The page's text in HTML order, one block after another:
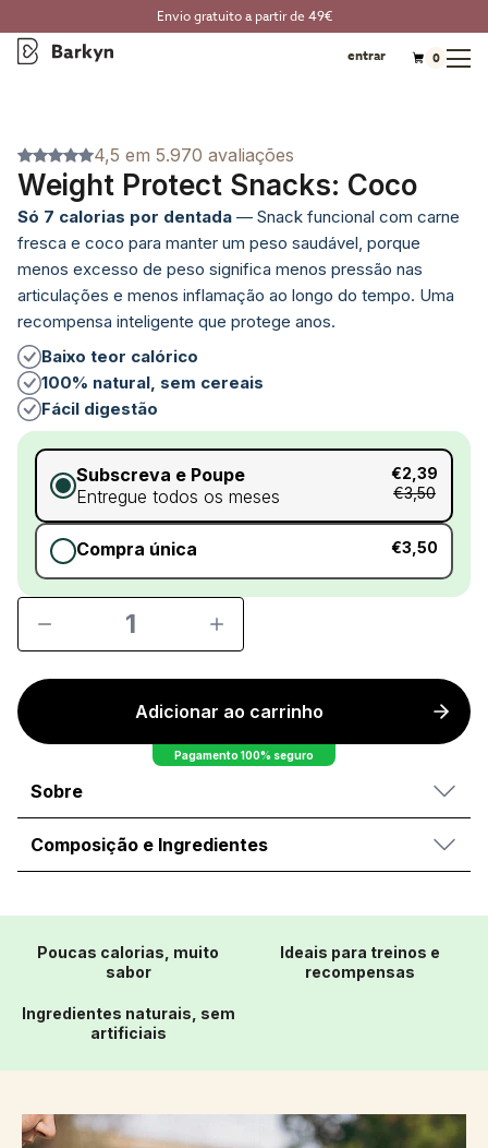
Envio gratuito a partir de 49€
entrar 0
4,5 em 5.970 avaliações
Weight Protect Snacks: Coco
Só 7 calorias por dentada — Snack funcional com carne
fresca e coco para manter um peso saudável, porque
menos excesso de peso significa menos pressão nas
articulações e menos inflamação ao longo do tempo. Uma
recompensa inteligente que protege anos.
Baixo teor calórico
100% natural, sem cereais
Fácil digestão
Subscreva e Poupe
Entregue todos os meses
€2,39
€3,50
Compra única €3,50
1
Adicionar ao carrinho
Pagamento 100% seguro
Sobre
Composição e Ingredientes
Poucas calorias, muito
sabor
Ideais para treinos e
recompensas
Ingredientes naturais, sem
artificiais